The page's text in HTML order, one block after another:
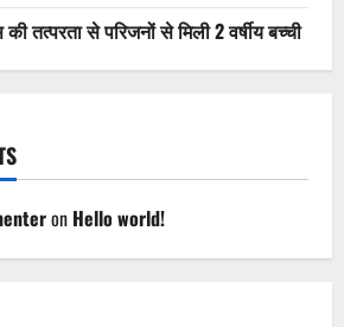
तत्परता से परिजनों से मिली 2 वर्षीय बच्ची
on Hello world!